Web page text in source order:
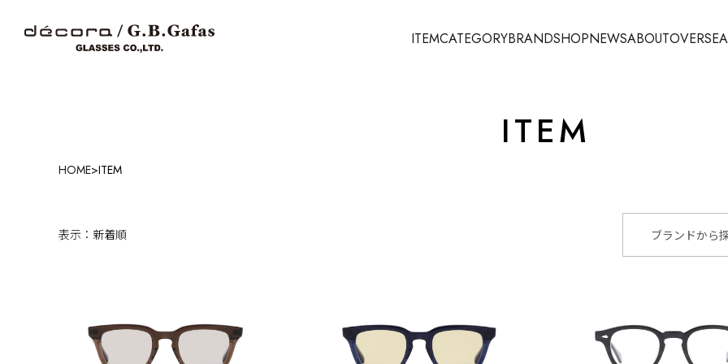
ITEMCATEGORYBRANDSHOPNEWSABOUT
ITEM
HOME>ITEM
表示：新着順